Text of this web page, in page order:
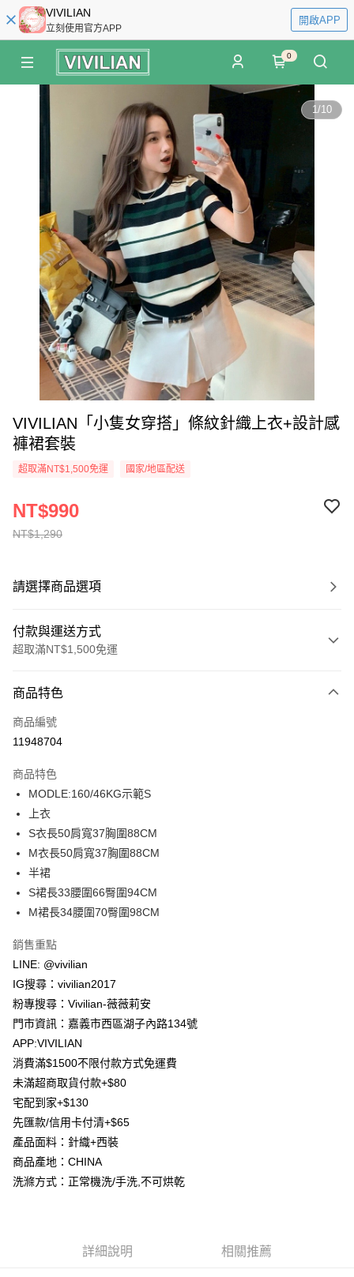
VIVILIAN
立刻使用官方APP
開啟APP
0
1/10
VIVILIAN「小隻女穿搭」條紋針織上衣+設計感
褲裙套裝
超取滿NT$1,500免運 國家/地區配送
NT$1,290
NT$990
請選擇商品選項
付款與運送方式
超取滿NT$1,500免運
信用卡一次付款
信用卡分期付款
合作金庫商業銀行
華南商業銀行
上海商業儲蓄銀行
國泰世華商業銀行
臺灣中小企業銀行
匯豐（台灣）商業銀行
聯邦商業銀行
元大商業銀行
玉山商業銀行
台灣樂天信用卡公司
LINE Pay
Apple Pay
街口支付
相關說明
【大哥付你分期使用說明】
1.本服務由台灣大哥大提供，台灣大哥大用戶可立即使用無須另外申請。
2.付款方式選擇「大哥付你分期」，訂單成立後會自動跳轉到大哥付的交易
流程，驗證手機門號後，選擇欲分期的期數、繳款截止日，確認付款後即完
成交易。
3.實際核准額度、可分期數及費用金額請依後續交易確認頁面所載為準。
4.訂單成立30分鐘內，如未前往確認交易或遇審核未通過，訂單將自動取
消。如遇「轉專審核」未通過狀況，表示未達大哥付你分期系統評分，恕無
法說明評估內容。
【繳款方式說明】
醒簡訊。
2.透過簡訊連結打開帳單後，可選擇「超商條碼／台灣大直營門市／銀行轉
帳／街口支付／iPASS MONEY」等通路繳費。
【注意事項】
資料（包含姓名、電話或地址）提供予台灣大哥大進項蒐集、處理及利用，
AFTEE先享後付
相關說明
【關於「AFTEE先享後付」】
便利好安心！
１．簡單：不需註冊會員、不需綁卡、不需儲值。
２．便利：只要手機號碼，簡訊認證，即可結帳。
３．安心：先確認商品／服務後，再付款。
【「AFTEE先享後付」結帳流程】
結帳頁面，進行簡訊認證並確認金額後，即可完成結帳。
２．訂單成立數日內，您將收到繳費通知簡訊。
３．收到繳費通知簡訊後14天內，點擊此簡訊中的連結，可透過四大超商／
ATM／網路銀行／等多元方式進行付款，方視為交易完成。
※ 交易是否成功請以「AFTEE先享後付 」之結帳頁面顯示為準，若有關於
是否繳費成功／繳費後需取消欲退款等相關疑問，請聯繫「AFTEE先享後付
ATM付款
貨到付款
運送方式
全家取貨付款
每筆NT$80，滿NT$1,500(含以上)免運費
7-11取貨付款
每筆NT$65，滿NT$1,500(含以上)免運費
商品特色
商品編號
11948704
商品特色
MODLE:160/46KG示範S
上衣
S衣長50肩寬37胸圍88CM
M衣長50肩寬37胸圍88CM
半裙
S裙長33腰圍66臀圍94CM
M裙長34腰圍70臀圍98CM
銷售重點
LINE: @vivilian
IG搜尋：vivilian2017
粉專搜尋：Vivilian-薇薇莉安
門市資訊：嘉義市西區湖子內路134號
APP:VIVILIAN
消費滿$1500不限付款方式免運費
未滿超商取貨付款+$80
宅配到家+$130
先匯款/信用卡付清+$65
產品面料：針織+西裝
商品產地：CHINA
洗滌方式：正常機洗/手洗,不可烘乾
詳細說明 相關推薦